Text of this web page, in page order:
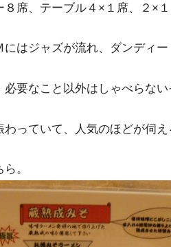
席、テーブル４×１席、２×１
にはジャズが流れ、ダンディ
要なこと以外はしゃべらない
っていて、人気のほどが伺え
。